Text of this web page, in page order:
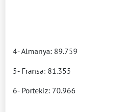
4- Almanya: 89.759
5- Fransa: 81.355
6- Portekiz: 70.966